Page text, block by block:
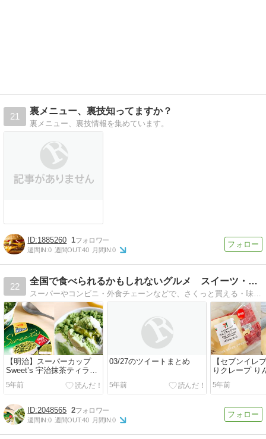
21
裏メニュー、裏技知ってますか？
裏メニュー、裏技情報を集めています。
1885260 1
週間IN:0 週間OUT:40 月間IN:0
22
全国で食べられるかもしれないグルメ スイーツ・ドリンクもね！
スーパーやコンビニ・外食チェーンなどで、さくっと買える・味わえる「近場グルメ」ブログ。
【明治】スーパーカップ
Sweet’s 宇治抹茶ティラミ
ス
5年前
03/27のツイートまとめ
5年前
【セブンイレ
りクレープ り
ル
5年前
2048565 2
週間IN:0 週間OUT:40 月間IN:0